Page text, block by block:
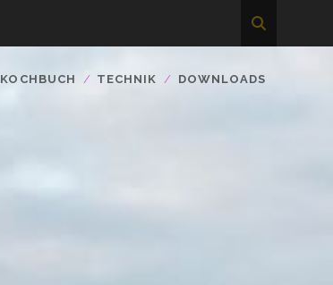
KOCHBUCH TECHNIK DOWNLOADS